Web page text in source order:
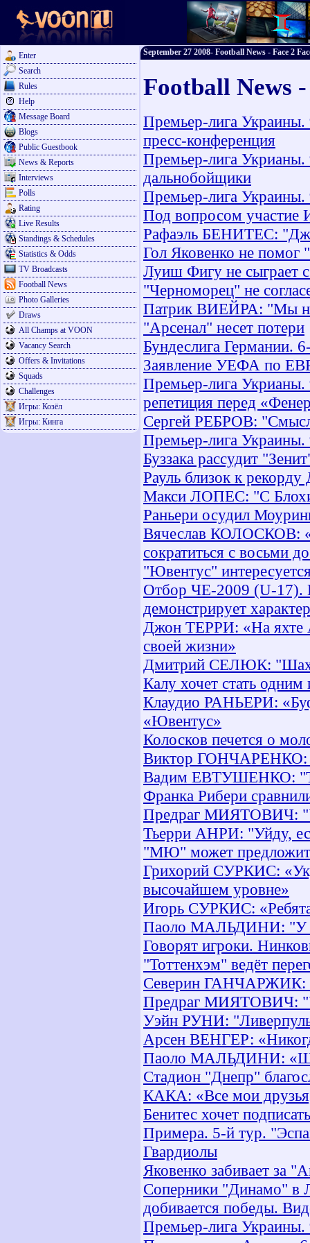
Enter
Search
Rules
Help
Message Board
Blogs
Public Guestbook
News & Reports
Interviews
Polls
Rating
Live Results
Standings & Schedules
Statistics & Odds
TV Broadcasts
Football News
Photo Galleries
Draws
All Champs at VOON
Vacancy Search
Offers & Invitations
Squads
Challenges
Игры: Козёл
Игры: Кинга
September 27 2008- Football News - Face 2
Football News
Премьер-лига
пресс-конференция
Премьер-лига
дальнобойщики
Премьер-лига
Под вопросом участие
Рафаэль БЕНИТЕС:
Гол Яковенко не помог
Луиш Фигу не сыграет
"Черноморец" не
Патрик ВИЕЙРА: "Мы
"Арсенал" несет потери
Бундеслига Германии.
Заявление УЕФА по
Премьер-лига
репетиция перед
Сергей РЕБРОВ:
Премьер-лига Украины.
Буззака рассудит
Рауль близок к
Макси ЛОПЕС: "С
Раньери осудил
Вячеслав КОЛОСКОВ:
сократиться с восьми
"Ювентус"
Отбор ЧЕ-2009 (U-17).
демонстрирует характер
Джон ТЕРРИ: «На яхте
своей жизни»
Дмитрий СЕЛЮК:
Калу хочет стать
Клаудио РАНЬЕРИ:
«Ювентус»
Колосков печется о
Виктор ГОНЧАРЕНКО:
Вадим ЕВТУШЕНКО:
Франка Рибери
Предраг МИЯТОВИЧ:
Тьерри АНРИ: "Уйду,
"МЮ" может
Грихорий СУРКИС:
высочайшем уровне»
Игорь СУРКИС: «Ребята
Паоло МАЛЬДИНИ: "У
Говорят игроки.
"Тоттенхэм" ведёт
Северин ГАНЧАРЖИК:
Предраг МИЯТОВИЧ: "У
Уэйн РУНИ:
Арсен ВЕНГЕР:
Паоло МАЛЬДИНИ:
Стадион "Днепр"
КАКА: «Все мои
Бенитес хочет
Примера. 5-й тур.
Гвардиолы
Яковенко забивает за
Соперники "Динамо" в
добивается победы.
Премьер-лига